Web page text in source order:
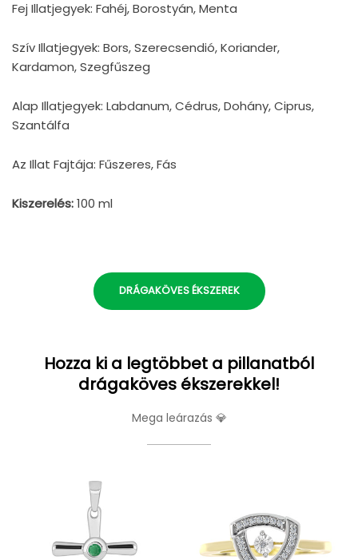
Fej Illatjegyek: Fahéj, Borostyán, Menta
Szív Illatjegyek: Bors, Szerecsendió, Koriander,
Kardamon, Szegfűszeg
Alap Illatjegyek: Labdanum, Cédrus, Dohány, Ciprus,
Szantálfa
Az Illat Fajtája: Fűszeres, Fás
Kiszerelés:100 ml
DRÁGAKÖVES ÉKSZEREK
Hozza ki a legtöbbet a pillanatból
drágaköves ékszerekkel!
Mega leárazás 💎